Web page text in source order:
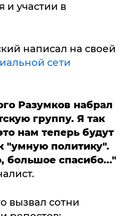
и участии в
написал на своей
сети
Разумков набрал
группу. Я так
нам теперь будут
"умную политику".
большое спасибо..."
вызвал сотни